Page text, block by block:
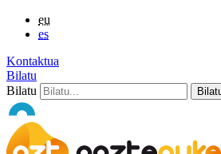
eu
es
Kontaktua
Bilatu
Bilatu